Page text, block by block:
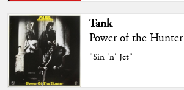
Tank
Power of the Hunter
"Sin 'n' Jet"